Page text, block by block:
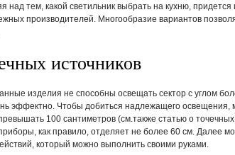
тем, какой светильник выбрать на кухню, придется
производителей. Многообразие вариантов
источников
изделия не способны освещать сектор с углом
эффектно. Чтобы добиться надлежащего освещения,
100 сантиметров (см.также статью о точечных
как правило, отделяет не более 60 см. Далее
который можно выполнить своими руками.